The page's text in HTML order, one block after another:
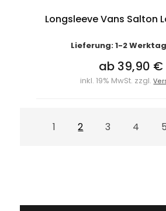
Longsleeve Vans Salton
Lieferung: 1-2
ab 39,90 €
inkl. 19% MwSt. zzgl.
1 2 3 4 5